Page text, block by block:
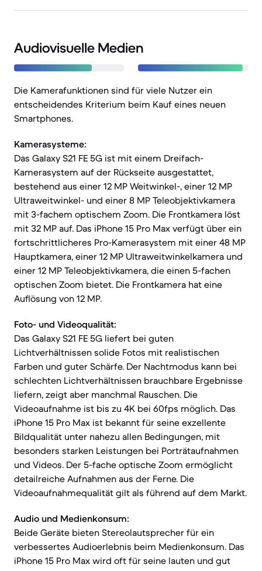
Audiovisuelle Medien
Die Kamerafunktionen sind für viele Nutzer ein
entscheidendes Kriterium beim Kauf eines neuen
Smartphones.
Kamerasysteme:
Das Galaxy S21 FE 5G ist mit einem Dreifach-
Kamerasystem auf der Rückseite ausgestattet,
bestehend aus einer 12 MP Weitwinkel-, einer 12 MP
Ultraweitwinkel- und einer 8 MP Teleobjektivkamera
mit 3-fachem optischem Zoom. Die Frontkamera löst
mit 32 MP auf. Das iPhone 15 Pro Max verfügt über ein
fortschrittlicheres Pro-Kamerasystem mit einer 48 MP
Hauptkamera, einer 12 MP Ultraweitwinkelkamera und
einer 12 MP Teleobjektivkamera, die einen 5-fachen
optischen Zoom bietet. Die Frontkamera hat eine
Auflösung von 12 MP.
Foto- und Videoqualität:
Das Galaxy S21 FE 5G liefert bei guten
Lichtverhältnissen solide Fotos mit realistischen
Farben und guter Schärfe. Der Nachtmodus kann bei
schlechten Lichtverhältnissen brauchbare Ergebnisse
liefern, zeigt aber manchmal Rauschen. Die
Videoaufnahme ist bis zu 4K bei 60fps möglich. Das
iPhone 15 Pro Max ist bekannt für seine exzellente
Bildqualität unter nahezu allen Bedingungen, mit
besonders starken Leistungen bei Porträtaufnahmen
und Videos. Der 5-fache optische Zoom ermöglicht
detailreiche Aufnahmen aus der Ferne. Die
Videoaufnahmequalität gilt als führend auf dem Markt.
Audio und Medienkonsum:
Beide Geräte bieten Stereolautsprecher für ein
verbessertes Audioerlebnis beim Medienkonsum. Das
iPhone 15 Pro Max wird oft für seine lauten und gut